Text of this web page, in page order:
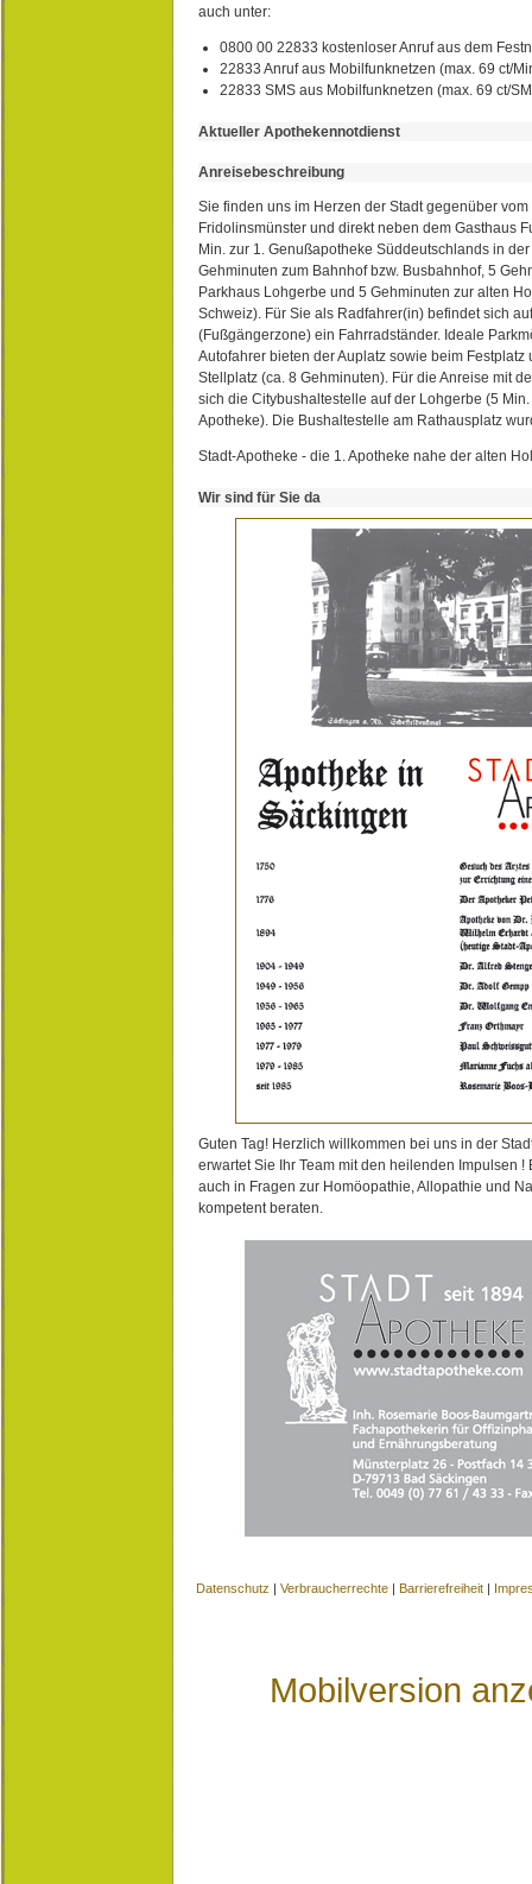
auch unter:
0800 00 22833 kostenloser Anruf aus dem
22833 Anruf aus Mobilfunknetzen (max. 69 ct/
22833 SMS aus Mobilfunknetzen (max. 69 ct/
Aktueller Apothekennotdienst
Anreisebeschreibung
Sie finden uns im Herzen der Stadt gegenüber
Fridolinsmünster und direkt neben dem Gasthaus
Min. zur 1. Genußapotheke Süddeutschlands in
Gehminuten zum Bahnhof bzw. Busbahnhof, 5
Parkhaus Lohgerbe und 5 Gehminuten zur alten
Schweiz). Für Sie als Radfahrer(in) befindet sich
(Fußgängerzone) ein Fahrradständer. Ideale
Autofahrer bieten der Auplatz sowie beim Festplatz
Stellplatz (ca. 8 Gehminuten). Für die Anreise mit
sich die Citybushaltestelle auf der Lohgerbe (5
Apotheke). Die Bushaltestelle am Rathausplatz
Stadt-Apotheke - die 1. Apotheke nahe der alten
Wir sind für Sie da
Guten Tag! Herzlich willkommen bei uns in der
erwartet Sie Ihr Team mit den heilenden Impulsen !
auch in Fragen zur Homöopathie, Allopathie und
kompetent beraten.
Datenschutz | Verbraucherrechte | Barrierefreiheit |
Mobilversion